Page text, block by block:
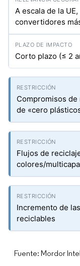
A escala de la
convertidores
Corto plazo (≤ 2
Compromisos
de «cero
Flujos de
colores/multicapa
Incremento de
reciclables
Fuente: Mordor